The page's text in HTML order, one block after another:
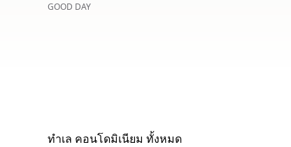
GOOD DAY
ทำเล คอนโดมิเนียม ทั้งหมด